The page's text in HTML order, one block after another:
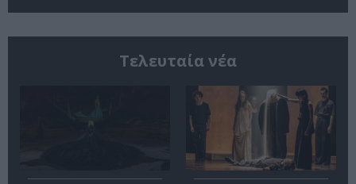
Τελευταία νέα